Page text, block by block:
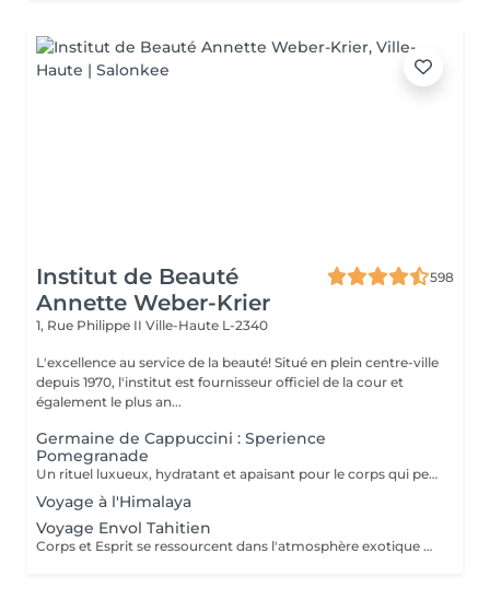
Institut de Beauté
Annette Weber-Krier
598
1, Rue Philippe II Ville-Haute L-2340
L'excellence au service de la beauté! Situé en plein centre-ville
depuis 1970, l'institut est fournisseur officiel de la cour et
également le plus an...
Germaine de Cappuccini : Sperience
Pomegranade
Un rituel luxueux, hydratant et apaisant pour le corps qui peut être personnalisé en fonction des besoins de la peau. La ligne est basée sur la grenade, un ingrédient fantastique,apaisant et antioxydant. Le résultat ? Renouvellement cellulaire, vitalité et hydratation ! POMEGRANATE BODY SCRUB: Avec le gommage corporel à base de poudre et de crème, savourez un rituel d'exfoliation de tout le corps d'une durée de 45 minutes. POMEGRANATE BODY MASSAGE : Massage en position allongée puis en position couchée avec la crème de massage sensoriel. Ce rituel dure 45 minutes. POMEGRANATE BODY WRAP : L'enveloppement est appliqué par des mouvements doux et laissé reposer 20 minutes avant de faire pénétrer le produit par un massage. Le rituel dure 60 minutes. POMEGRANATE RED SERENITY : Un délicieux rituel de 90 minutes alliant le pouvoir des graines de grenade aux puissants effets hydratants de la crème. POMEGRANATE SWEET COCOON : Plongez dans le monde de la grenade Sperience pendant 90 minutes avec ce rituel complet comprenant gommage, massage et enveloppement.
Voyage à l'Himalaya
Voyage Envol Tahitien
Corps et Esprit se ressourcent dans l'atmosphère exotique des trésors polynésiens, ces îles où la beauté, la générosité et la luxuriance ont un goût de paradis Gommage et massage du visage et du corps Massage manuel relax ou aux coquillages Tia Iri « la pensée Roo ».